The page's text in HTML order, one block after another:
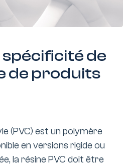
spécificité de
de produits
(PVC) est un polymère
en versions rigide ou
la résine PVC doit être